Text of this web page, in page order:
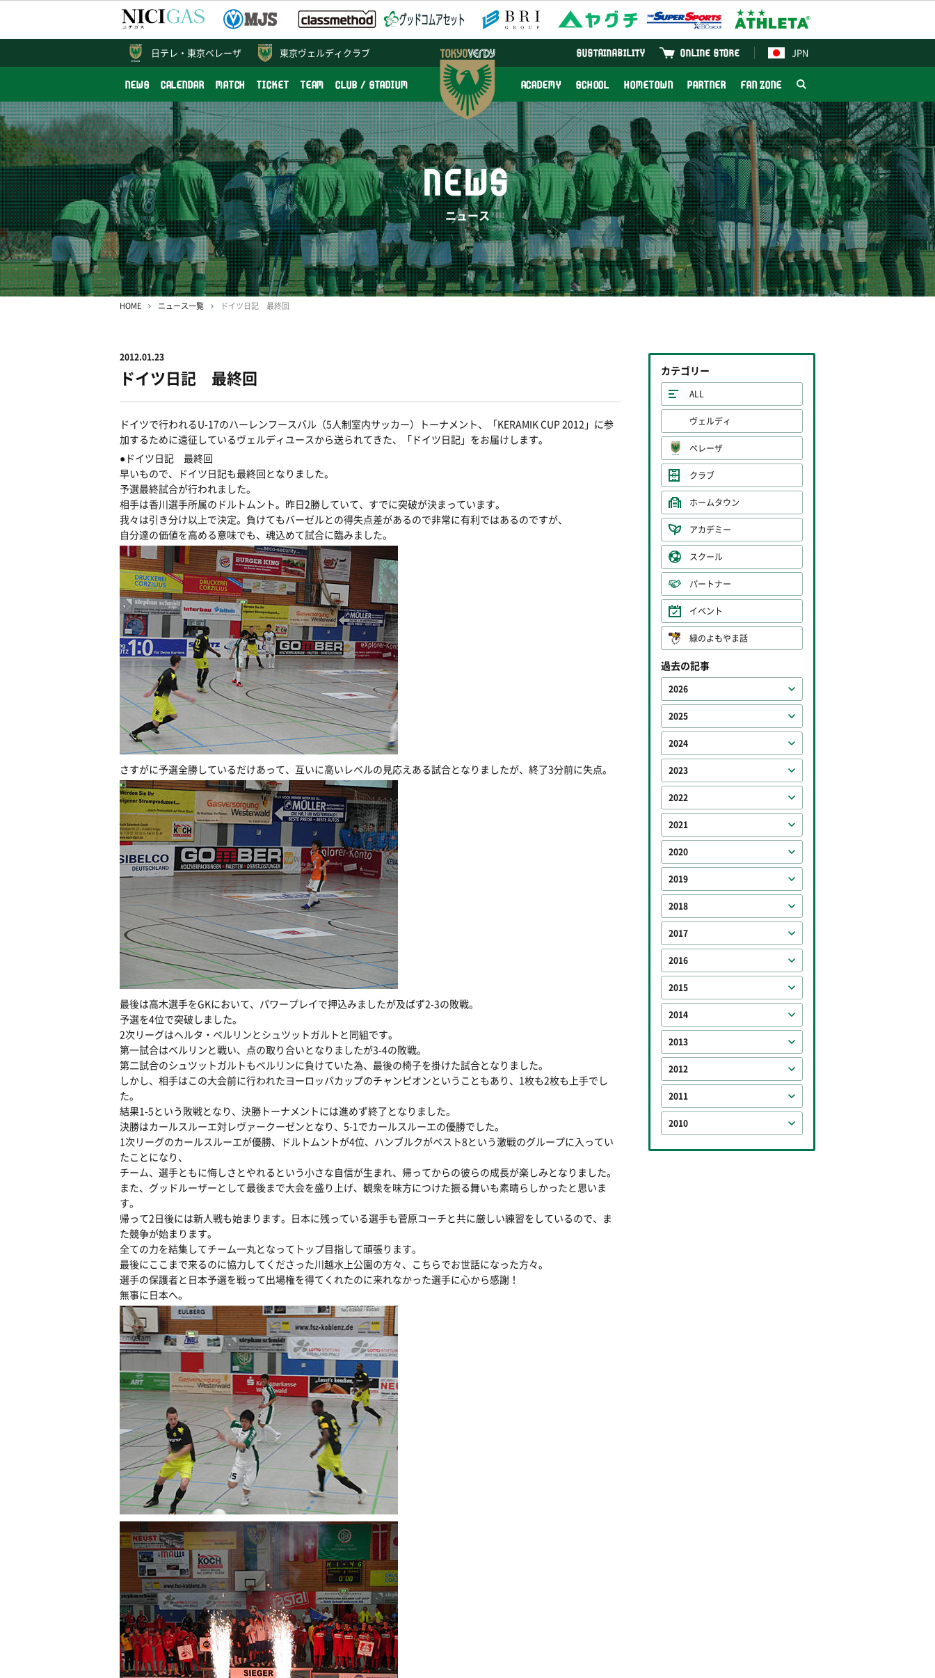
東京ヴェルディクラブ JPN
ONLINE STORE
SUSTAINABILITY
NEWS CALENDAR MATCH TICKET TEAM CLUB / STADIUM ACADEMY SCHOOL HOMETOWN PARTNER FAN ZONE
日テレ・ 東京ベレーザ
NEWS
ニュース
HOME ニュース一覧 ドイツ日記 最終回
2012.01.23
ドイツ日記 最終回
ドイツで行われるU-17のハーレンフースバル（5人制室内サッカー）トーナメント、「KERAMIK CUP 2012」に参
加するために遠征しているヴェルディユースから送られてきた、「ドイツ日記」をお届けします。
●ドイツ日記 最終回
早いもので、ドイツ日記も最終回となりました。
予選最終試合が行われました。
相手は香川選手所属のドルトムント。昨日2勝していて、すでに突破が決まっています。
我々は引き分け以上で決定。負けてもバーゼルとの得失点差があるので非常に有利ではあるのですが、
自分達の価値を高める意味でも、魂込めて試合に臨みました。
さすがに予選全勝しているだけあって、互いに高いレベルの見応えある試合となりましたが、終了3分前に失点。
最後は高木選手をGKにおいて、パワープレイで押込みましたが及ばず2-3の敗戦。
予選を4位で突破しました。
2次リーグはヘルタ・ベルリンとシュツットガルトと同組です。
第一試合はベルリンと戦い、点の取り合いとなりましたが3-4の敗戦。
第二試合のシュツットガルトもベルリンに負けていた為、最後の椅子を掛けた試合となりました。
しかし、相手はこの大会前に行われたヨーロッパカップのチャンピオンということもあり、1枚も2枚も上手でし
た。
結果1-5という敗戦となり、決勝トーナメントには進めず終了となりました。
決勝はカールスルーエ対レヴァークーゼンとなり、5-1でカールスルーエの優勝でした。
1次リーグのカールスルーエが優勝、ドルトムントが4位、ハンブルクがベスト8という激戦のグループに入ってい
たことになり、
チーム、選手ともに悔しさとやれるという小さな自信が生まれ、帰ってからの彼らの成長が楽しみとなりました。
また、グッドルーザーとして最後まで大会を盛り上げ、観衆を味方につけた振る舞いも素晴らしかったと思いま
す。
帰って2日後には新人戦も始まります。日本に残っている選手も菅原コーチと共に厳しい練習をしているので、ま
た競争が始まります。
全ての力を結集してチーム一丸となってトップ目指して頑張ります。
最後にここまで来るのに協力してくださった川越水上公園の方々、こちらでお世話になった方々。
選手の保護者と日本予選を戦って出場権を得てくれたのに来れなかった選手に心から感謝！
無事に日本へ。
カテゴリー
ALL
ヴェルディ
ベレーザ
クラブ
ホームタウン
アカデミー
スクール
パートナー
イベント
緑のよもやま話
過去の記事
2026
2025
2024
2023
2022
2021
2020
2019
2018
2017
2016
2015
2014
2013
2012
2011
2010